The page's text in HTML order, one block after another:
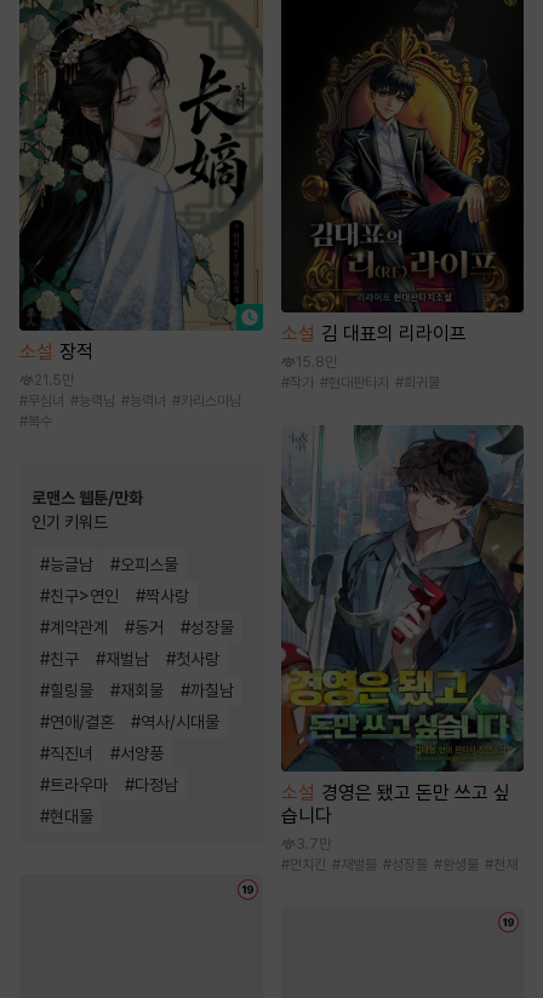
소설 장적
21.5만
#무심녀 #능력남 #능력녀 #카리스마남
#복수
로맨스 웹툰/만화
인기 키워드
#능글남 #오피스물
#친구>연인 #짝사랑
#계약관계 #동거 #성장물
#친구 #재벌남 #첫사랑
#힐링물 #재회물 #까칠남
#연애/결혼 #역사/시대물
#직진녀 #서양풍
#트라우마 #다정남
#현대물
소설 김 대표의 리라이프
15.8만
#작가 #현대판타지 #회귀물
소설 경영은 됐고 돈만 쓰고 싶
습니다
3.7만
#먼치킨 #재벌물 #성장물 #환생물 #천재